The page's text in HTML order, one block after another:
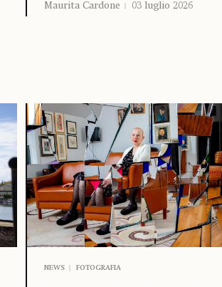
Maurita Cardone
03 luglio 2026
NEWS FOTOGRAFIA